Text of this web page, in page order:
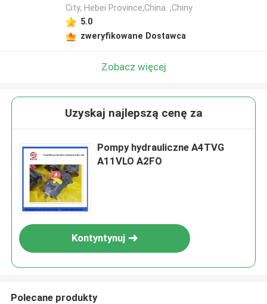
City, Hebei Province,China. ,Chiny
5.0
zweryfikowane Dostawca
Zobacz więcej
Uzyskaj najlepszą cenę za
Pompy hydrauliczne A4TVG
A11VLO A2FO
Kontyntynuj
Polecane produkty